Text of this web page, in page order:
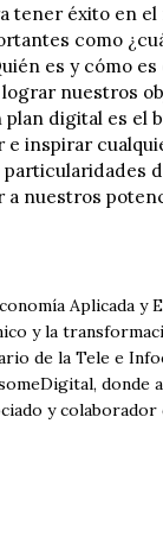
tener éxito en
como
es y cómo
nuestros
plan digital es
inspirar
a nuestros
Aplicada y
y la
de la Tele e
y